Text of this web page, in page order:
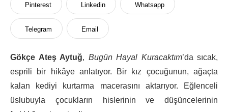
Pinterest Linkedin Whatsapp
Telegram Email
Gökçe Ateş Aytuğ, Bugün Hayal Kuracaktım’da sıcak,
esprili bir hikâye anlatıyor. Bir kız çocuğunun, ağaçta
kalan kediyi kurtarma macerasını aktarıyor. Eğlenceli
üslubuyla çocukların hislerinin ve düşüncelerinin